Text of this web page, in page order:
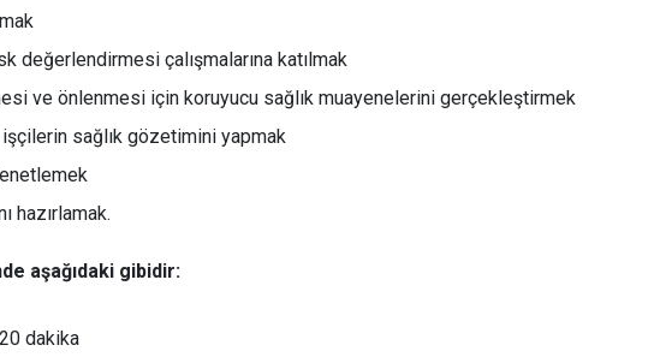
değerlendirmesi çalışmalarına katılmak
ve önlenmesi için koruyucu sağlık muayenelerini gerçekleştirmek
sağlık gözetimini yapmak
hazırlamak.
aşağıdaki gibidir:
dakika